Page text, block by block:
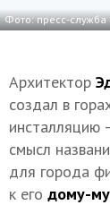
Фото: пресс-
Архитектор
создал в
инсталляцию
смысл
для города
к его дому-